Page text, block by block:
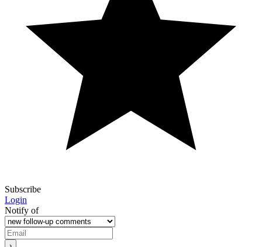
Subscribe
Login
Notify of